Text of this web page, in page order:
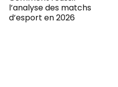
l’analyse des matchs
d’esport en 2026